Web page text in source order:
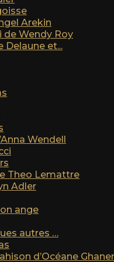
Arekin
de Wendy Roy
Delaune et...
Wendell
Theo Lemattre
Adler
ange
autres …
d’Océane